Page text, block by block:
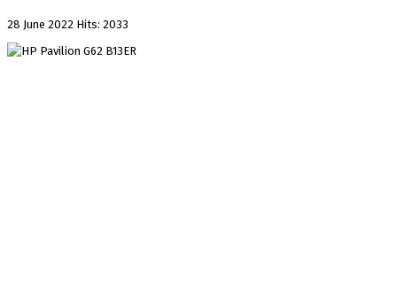
28 June 2022 Hits: 2033